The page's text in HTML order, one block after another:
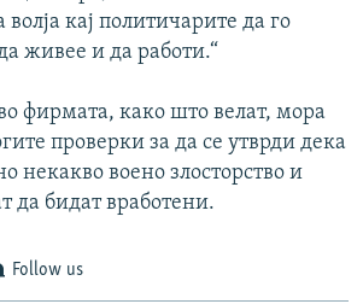
кај политичарите да го
живее и да работи.“
фирмата, како што велат, мора
проверки за да се утврди дека
некакво воено злосторство и
да бидат вработени.
Follow us